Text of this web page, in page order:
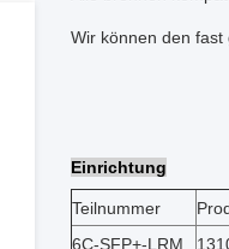
Wir können den
Einrichtung
Teilnummer
6C-SFP+-LRM